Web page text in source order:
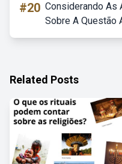
#20 Considerando As
Sobre A Questão
Related Posts